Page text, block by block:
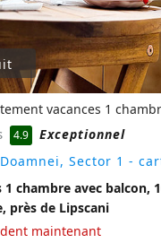
vacances 1
4.9
Exceptionnel
Sector 1 -
chambre avec balcon,
près de Lipscani
maintenant